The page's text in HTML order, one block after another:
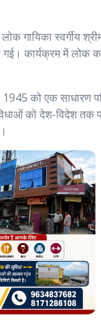
गायिका स्वर्गीय
कार्यक्रम में लोक
1945 को एक साधारण
को देश-विदेश तक